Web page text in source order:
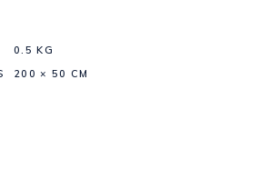
0.5 KG
200 × 50 CM